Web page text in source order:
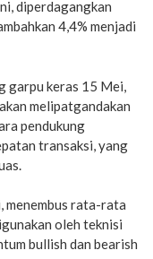
diperdagangkan
4,4% menjadi
garpu keras 15 Mei,
melipatgandakan
pendukung
transaksi, yang
menembus rata-rata
oleh teknisi
bullish dan bearish